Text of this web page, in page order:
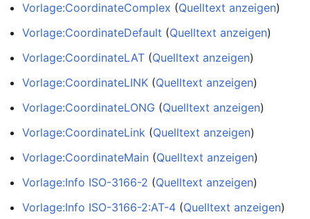
Vorlage:CoordinateComplex (Quelltext anzeigen)
Vorlage:CoordinateDefault (Quelltext anzeigen)
Vorlage:CoordinateLAT (Quelltext anzeigen)
Vorlage:CoordinateLINK (Quelltext anzeigen)
Vorlage:CoordinateLONG (Quelltext anzeigen)
Vorlage:CoordinateLink (Quelltext anzeigen)
Vorlage:CoordinateMain (Quelltext anzeigen)
Vorlage:Info ISO-3166-2 (Quelltext anzeigen)
Vorlage:Info ISO-3166-2:AT-4 (Quelltext anzeigen)